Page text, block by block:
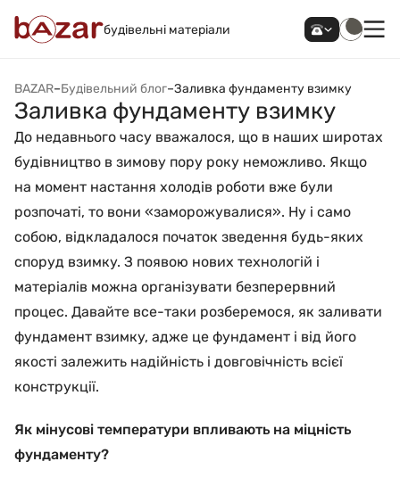
будівельні матеріали
BAZAR–Будівельний блог–Заливка фундаменту взимку
Заливка фундаменту взимку
До недавнього часу вважалося, що в наших широтах
будівництво в зимову пору року неможливо. Якщо
на момент настання холодів роботи вже були
розпочаті, то вони «заморожувалися». Ну і само
собою, відкладалося початок зведення будь-яких
споруд взимку. З появою нових технологій і
матеріалів можна організувати безперервний
процес. Давайте все-таки розберемося, як заливати
фундамент взимку, адже це фундамент і від його
якості залежить надійність і довговічність всієї
конструкції.
Як мінусові температури впливають на міцність
фундаменту?